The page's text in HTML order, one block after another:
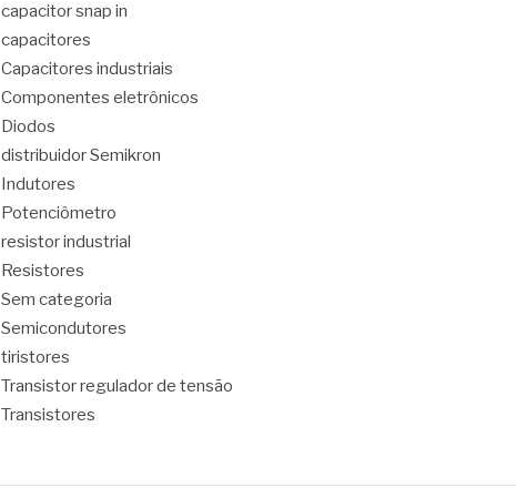
capacitor snap in
capacitores
Capacitores industriais
Componentes eletrônicos
Diodos
distribuidor Semikron
Indutores
Potenciômetro
resistor industrial
Resistores
Sem categoria
Semicondutores
tiristores
Transistor regulador de tensão
Transistores